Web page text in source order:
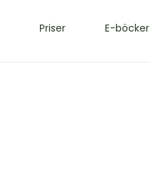
Priser E-böcker